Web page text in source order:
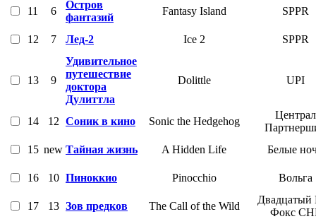
11 6
Остров
фантазий
Fantasy Island SPPR
12 7 Лед-2 Ice 2 SPPR
13 9
Удивительное
путешествие
доктора
Дулиттла
Dolittle UPI
14 12 Соник в кино Sonic the Hedgehog
Централ
15 new Тайная жизнь A Hidden Life Белые
16 10 Пиноккио Pinocchio Вольга
17 13 Зов предков The Call of the Wild
Двадцатый
Фокс